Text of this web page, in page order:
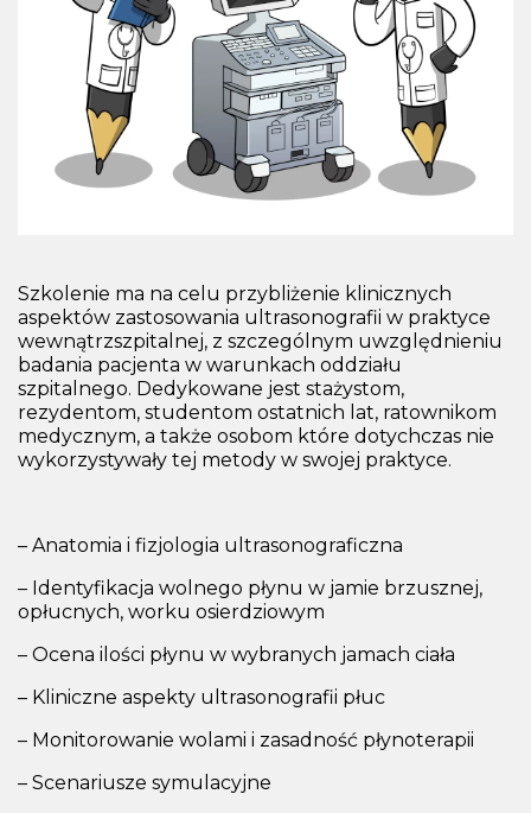
Szkolenie ma na celu przybliżenie klinicznych
aspektów zastosowania ultrasonografii w praktyce
wewnątrzszpitalnej, z szczególnym uwzględnieniu
badania pacjenta w warunkach oddziału
szpitalnego. Dedykowane jest stażystom,
rezydentom, studentom ostatnich lat, ratownikom
medycznym, a także osobom które dotychczas nie
wykorzystywały tej metody w swojej praktyce.
– Anatomia i fizjologia ultrasonograficzna
– Identyfikacja wolnego płynu w jamie brzusznej,
opłucnych, worku osierdziowym
– Ocena ilości płynu w wybranych jamach ciała
– Kliniczne aspekty ultrasonografii płuc
– Monitorowanie wolami i zasadność płynoterapii
– Scenariusze symulacyjne